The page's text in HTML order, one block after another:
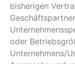
bisherigen
oder
Unternehmens/